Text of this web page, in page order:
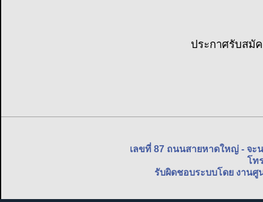
ประกาศรับสมั
เลขที่ 87 ถนนสายหาดใหญ่ - จ
โท
รับผิดชอบระบบโดย งาน